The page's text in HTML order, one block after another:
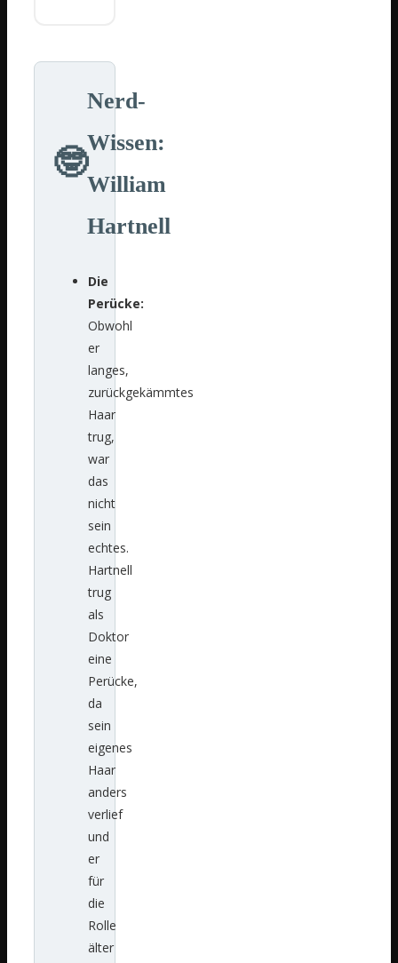
🤓
Nerd-
Wissen:
William
Hartnell
Die
Perücke:
Obwohl
er
langes,
zurückgekämmtes
Haar
trug,
war
das
nicht
sein
echtes.
Hartnell
trug
als
Doktor
eine
Perücke,
da
sein
eigenes
Haar
anders
verlief
und
er
für
die
Rolle
älter